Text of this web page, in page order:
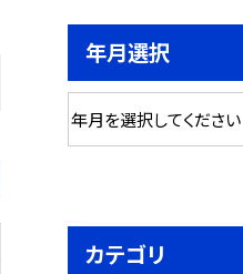
年月選択
カテゴリ